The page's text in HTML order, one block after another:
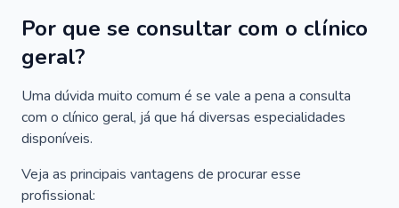
Por que se consultar com o clínico
geral?
Uma dúvida muito comum é se vale a pena a consulta
com o clínico geral, já que há diversas especialidades
disponíveis.
Veja as principais vantagens de procurar esse
profissional: